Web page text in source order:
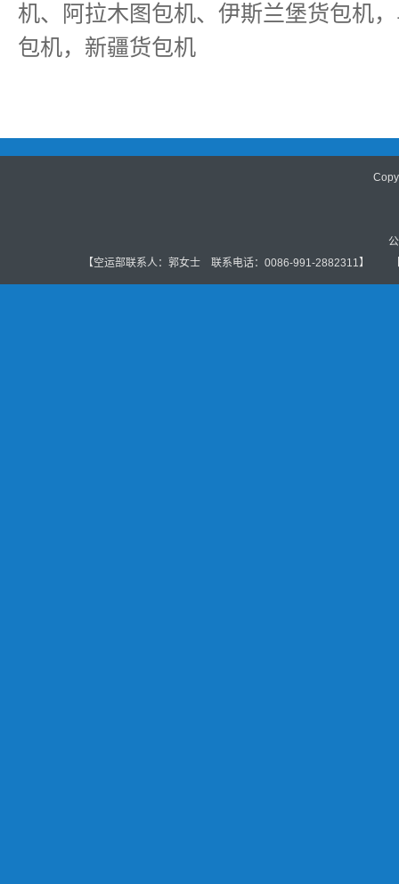
机、阿拉木图包机、 伊斯兰堡货包机
包机，新疆货包机
【空运部联系人：郭女士 联系电话：0086-991-2882311】